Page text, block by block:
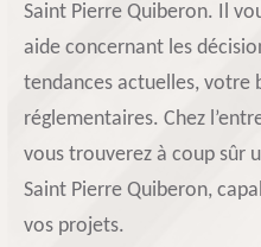
Saint Pierre Quiberon. Il
aide concernant les
tendances actuelles, votre
réglementaires. Chez
vous trouverez à coup sûr
Saint Pierre Quiberon,
vos projets.